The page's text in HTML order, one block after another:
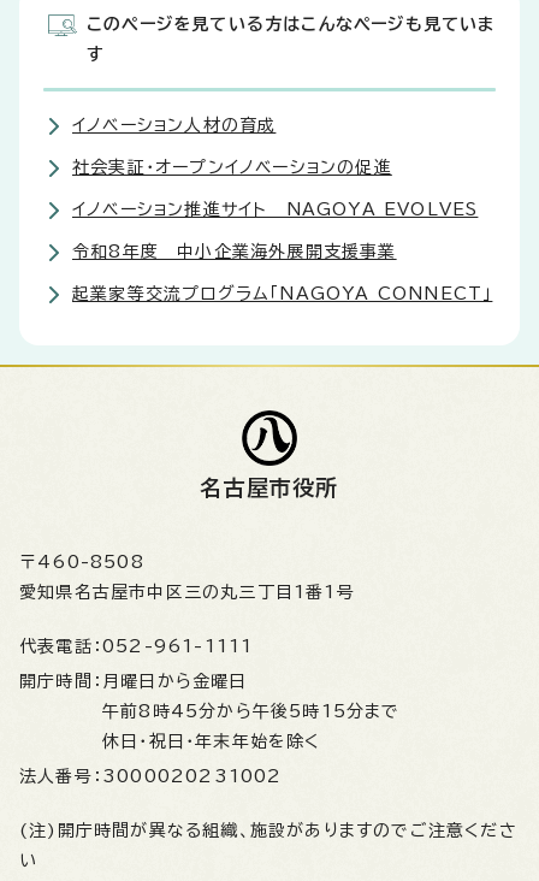
このページを見ている方はこんなページも見ていま
す
イノベーション人材の育成
社会実証・オープンイノベーションの促進
イノベーション推進サイト NAGOYA EVOLVES
令和8年度 中小企業海外展開支援事業
起業家等交流プログラム「NAGOYA CONNECT」
名古屋市役所
〒460-8508
愛知県名古屋市中区三の丸三丁目1番1号
代表電話： 052-961-1111
開庁時間： 月曜日から金曜日
午前8時45分から午後5時15分まで
休日・祝日・年末年始を除く
法人番号： 3000020231002
(注)開庁時間が異なる組織、施設がありますのでご注意くださ
い